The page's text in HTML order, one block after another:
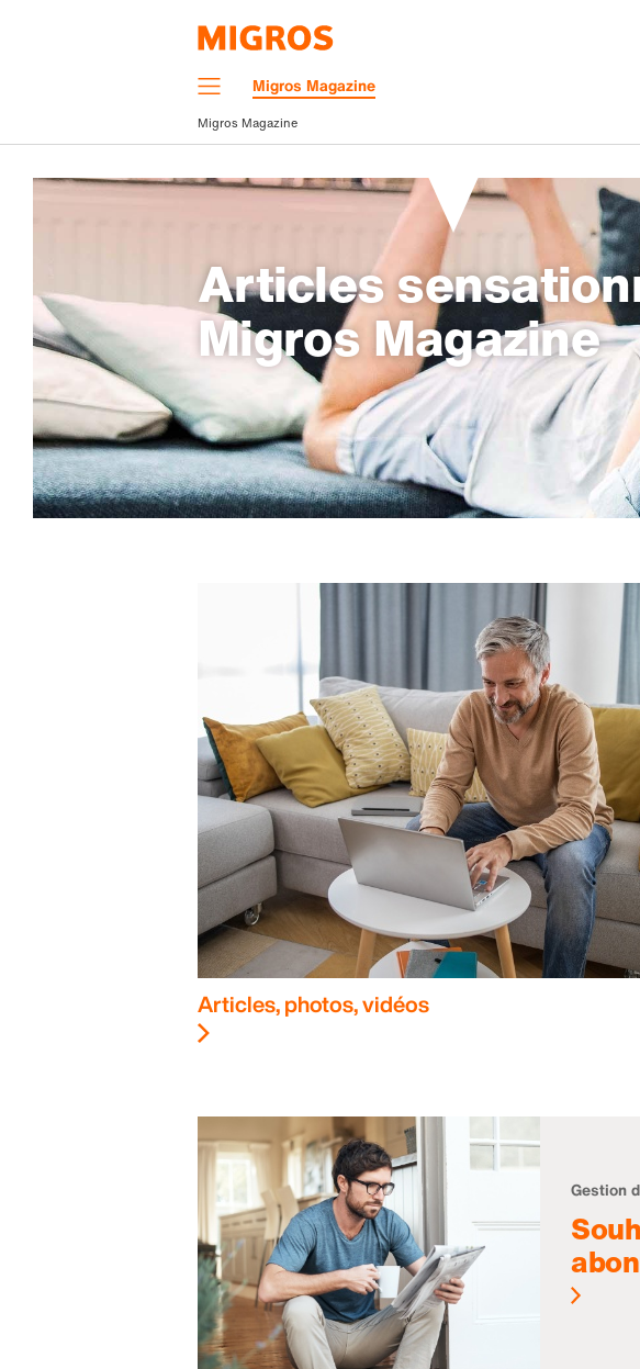
MenuMigros Magazine
Migros Magazine
Articles
Migros Magazine
Articles, photos, vidéos
Gestion